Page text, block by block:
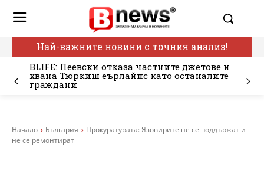
Най-важните новини с точния анализ!
BLIFE: Пеевски отказа частните джетове и
хвана Тюркиш еърлайнс като останалите
граждани
Начало България
Прокуратурата: Язовирите не се поддържат и
не се ремонтират